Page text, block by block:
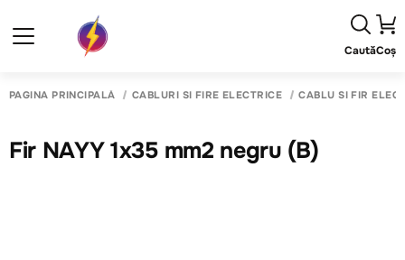
CautăCoș
PAGINA PRINCIPALĂ CABLURI SI FIRE ELECTRICE CABLU SI FIR
Fir NAYY 1x35 mm2 negru (B)